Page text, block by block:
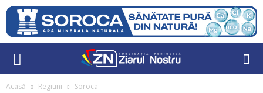
Acasă Regiuni Soroca